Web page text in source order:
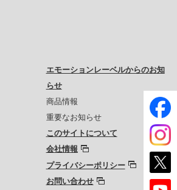
エモーションレーベルからのお知
らせ
商品情報
重要なお知らせ
このサイトについて
会社情報
プライバシーポリシー
お問い合わせ